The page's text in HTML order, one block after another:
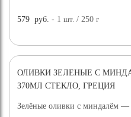
579 руб. - 1шт. / 250г
ОЛИВКИ ЗЕЛЕНЫЕ С
370МЛ СТЕКЛО, ГРЕЦИЯ
Зелёные оливки с миндалём —